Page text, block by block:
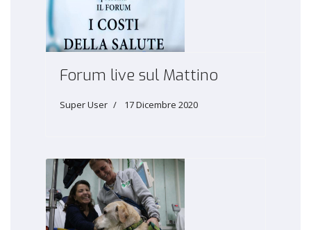
Forum live sul Mattino
Super User 17 Dicembre 2020